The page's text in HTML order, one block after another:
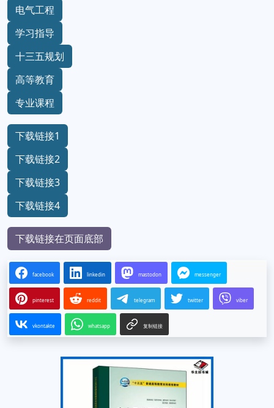
电气工程
学习指导
十三五规划
高等教育
专业课程
下载链接1
下载链接2
下载链接3
下载链接4
下载链接在页面底部
facebook linkedin mastodon messenger
pinterest reddit telegram twitter viber
vkontakte whatsapp 复制链接